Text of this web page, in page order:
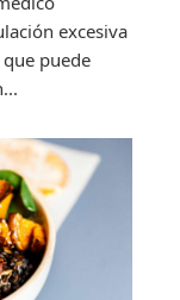
excesiva
puede